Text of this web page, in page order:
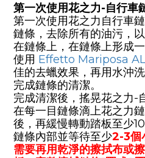
第一次使用花之力-自行車
第一次使用花之力自行車
鏈條，去除所有的油污，
在鏈條上，在鏈條上形成
使用 Effetto Mariposa
佳的去蠟效果，再用水沖
完成鏈條的清潔。
完成清潔後，搖晃花之力-
在每一目鏈條滴上花之力
後，再緩慢轉動踏板至少10
鏈條內部並等待至少2-3個
需要再用乾淨的擦拭布或